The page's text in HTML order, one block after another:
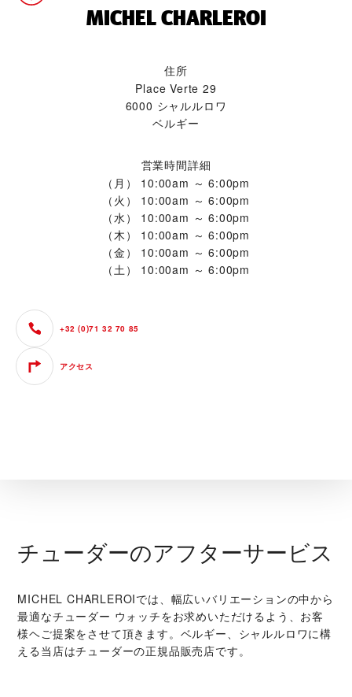
‭MICHEL CHARLEROI‬
住所
Place Verte 29
6000 シャルルロワ
ベルギー
営業時間詳細
（月）
10:00am ～ 6:00pm
（火）
10:00am ～ 6:00pm
（水）
10:00am ～ 6:00pm
（木）
10:00am ～ 6:00pm
（金）
10:00am ～ 6:00pm
（土）
10:00am ～ 6:00pm
+32 (0)71 32 70 85
アクセス
チューダーのアフターサービス
‭MICHEL CHARLEROI‬では、幅広いバリエーションの中から
最適なチューダー ウォッチをお求めいただけるよう、お客
様ヘご提案をさせて頂きます。ベルギー、シャルルロワに構
える当店はチューダーの正規品販売店です。